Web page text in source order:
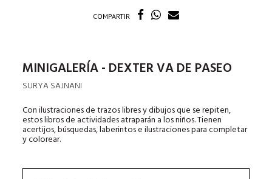
COMPARTIR
MINIGALERÍA - DEXTER VA DE PASEO
SURYA SAJNANI
Con ilustraciones de trazos libres y dibujos que se repiten,
estos libros de actividades atraparán a los niños. Tienen
acertijos, búsquedas, laberintos e ilustraciones para completar
y colorear.